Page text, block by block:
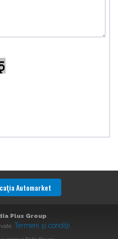
Automarket
Plus Group.
Termeni şi condiţii